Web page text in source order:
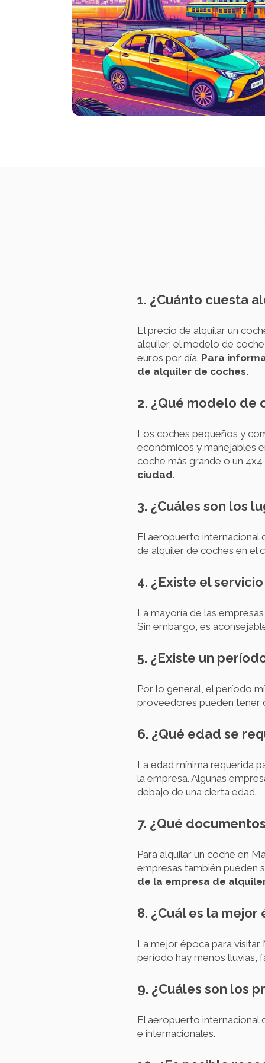
1. ¿Cuánto cuesta
El precio de alquilar un
alquiler, el modelo de
euros por día. Para
de alquiler de coches.
2. ¿Qué modelo de
Los coches pequeños y
económicos y manejables
coche más grande o un
ciudad.
3. ¿Cuáles son los
El aeropuerto internacional
de alquiler de coches en el
4. ¿Existe el
La mayoría de las
Sin embargo, es
5. ¿Existe un
Por lo general, el período
proveedores pueden tener
6. ¿Qué edad se
La edad mínima requerida
la empresa. Algunas
debajo de una cierta edad.
7. ¿Qué
Para alquilar un coche en
empresas también pueden
de la empresa de
8. ¿Cuál es la
La mejor época para
período hay menos lluvias,
9. ¿Cuáles son los
El aeropuerto internacional
e internacionales.